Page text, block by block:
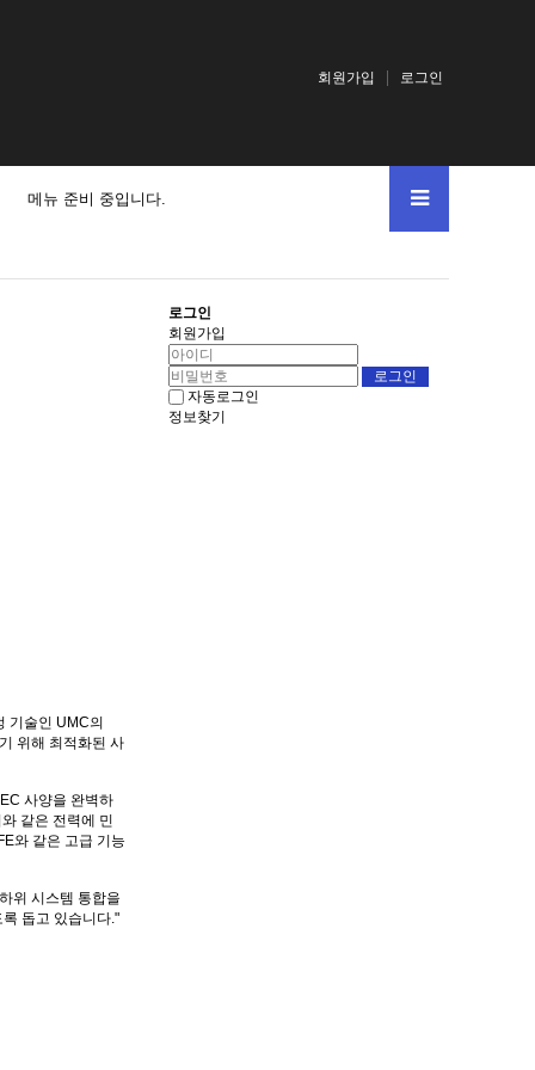
회원가입 로그인
메뉴 준비 중입니다.
기술인 UMC의
위해 최적화된 사
사양을 완벽하
같은 전력에 민
와 같은 고급 기능
위 시스템 통합을
돕고 있습니다."
로그인
회원가입
자동로그인
정보찾기